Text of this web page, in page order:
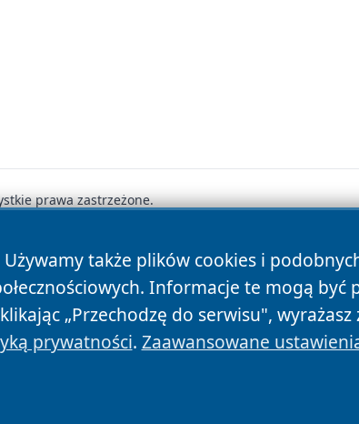
Używamy także plików cookies i
Informacje te mogą być
„Przechodzę do serwisu", wyrażasz
prywatności. Zaawansowane
prawa zastrzeżone.
Polityka Cookies